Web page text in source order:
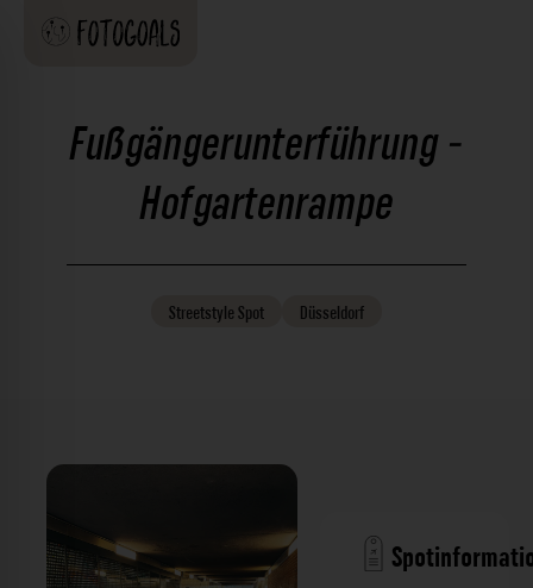
Fußgängerunterführung -
Hofgartenrampe
StreetstyleSpot Düsseldorf